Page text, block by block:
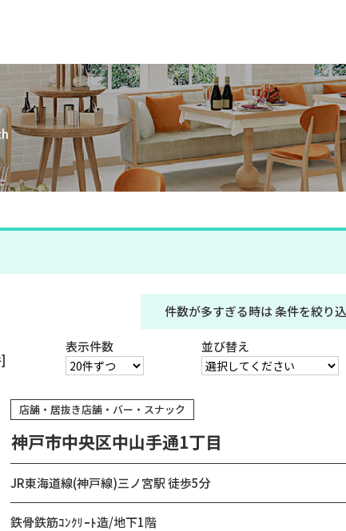
件数が多すぎる時は条件を絞り
表示件数 並び替え
店舗・居抜き店舗・バー・スナック
神戸市中央区中山手通1丁目
JR東海道線(神戸線)三ノ宮駅 徒歩5分
鉄骨鉄筋ｺﾝｸﾘｰﾄ造/地下1階